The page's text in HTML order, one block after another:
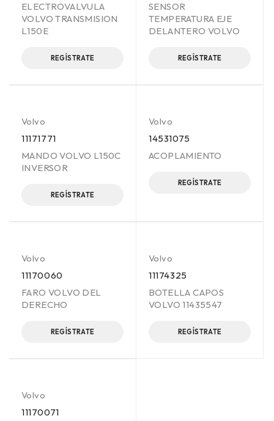
ELECTROVALVULA
VOLVO TRANSMISION
L150E
REGÍSTRATE
SENSOR
TEMPERATURA EJE
DELANTERO VOLVO
REGÍSTRATE
Volvo
11171771
MANDO VOLVO L150C
INVERSOR
REGÍSTRATE
Volvo
14531075
ACOPLAMIENTO
REGÍSTRATE
Volvo
11170060
FARO VOLVO DEL
DERECHO
REGÍSTRATE
Volvo
11174325
BOTELLA CAPOS
VOLVO 11435547
REGÍSTRATE
Volvo
11170071